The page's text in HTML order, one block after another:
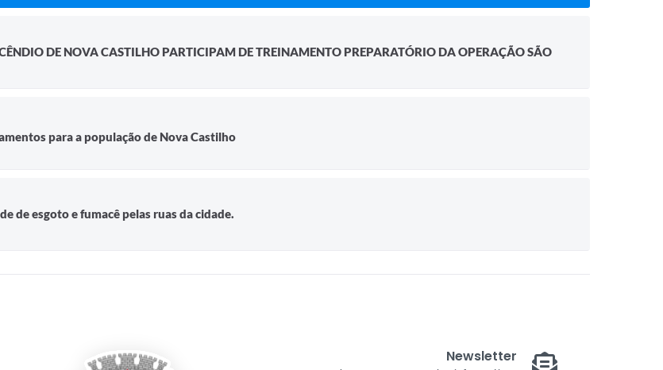
DE NOVA CASTILHO PARTICIPAM DE TREINAMENTO PREPARATÓRIO DA OPERAÇÃO SÃO
para a população de Nova Castilho
de esgoto e fumacê pelas ruas da cidade.
Newsletter